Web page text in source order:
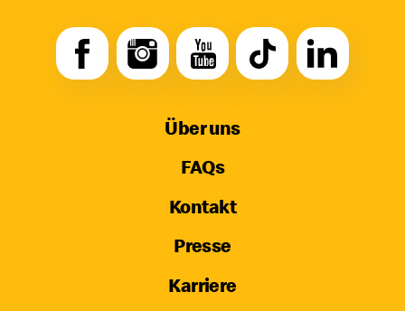
Über uns
FAQs
Kontakt
Presse
Karriere